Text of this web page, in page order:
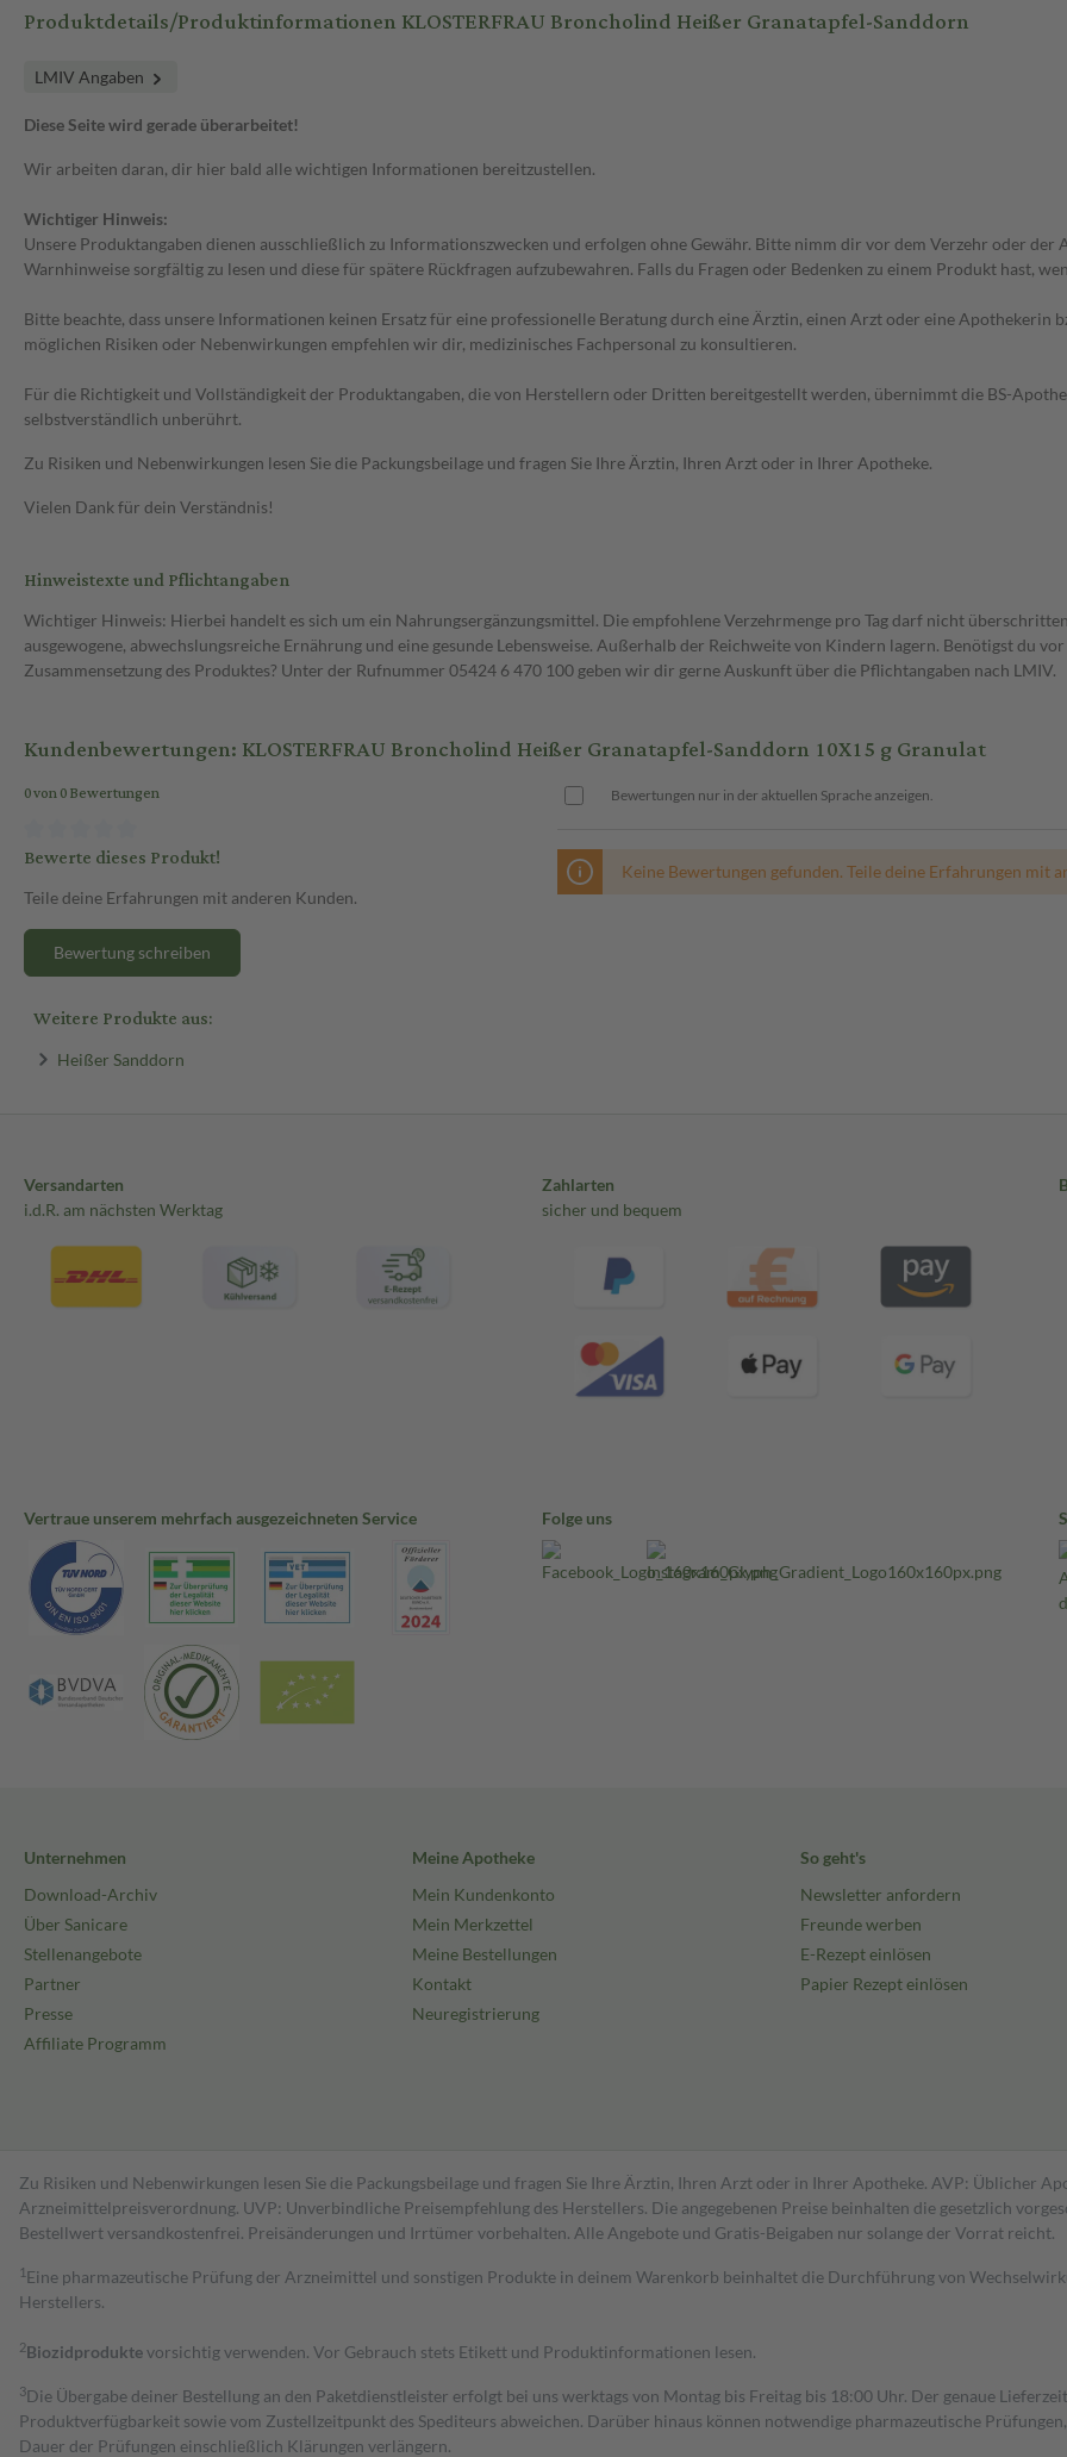
Produktdetails/Produktinformationen KLOSTERFRAU Broncholind Heißer Granatapfel-Sanddorn
LMIV Angaben
Diese Seite wird gerade überarbeitet!
Wir arbeiten daran, dir hier bald alle wichtigen Informationen bereitzustellen.
Wichtiger Hinweis:
Unsere Produktangaben dienen ausschließlich zu Informationszwecken und erfolgen ohne Gewähr. Bitte nimm dir vor dem Verzehr oder
Warnhinweise sorgfältig zu lesen und diese für spätere Rückfragen aufzubewahren. Falls du Fragen oder Bedenken zu einem Produkt hast,
Bitte beachte, dass unsere Informationen keinen Ersatz für eine professionelle Beratung durch eine Ärztin, einen Arzt oder eine Apothekerin
möglichen Risiken oder Nebenwirkungen empfehlen wir dir, medizinisches Fachpersonal zu konsultieren.
Für die Richtigkeit und Vollständigkeit der Produktangaben, die von Herstellern oder Dritten bereitgestellt werden, übernimmt die BS-
selbstverständlich unberührt.
Zu Risiken und Nebenwirkungen lesen Sie die Packungsbeilage und fragen Sie Ihre Ärztin, Ihren Arzt oder in Ihrer Apotheke.
Vielen Dank für dein Verständnis!
Hinweistexte und Pflichtangaben
Wichtiger Hinweis: Hierbei handelt es sich um ein Nahrungsergänzungsmittel. Die empfohlene Verzehrmenge pro Tag darf nicht
ausgewogene, abwechslungsreiche Ernährung und eine gesunde Lebensweise. Außerhalb der Reichweite von Kindern lagern. Benötigst du
Zusammensetzung des Produktes? Unter der Rufnummer 05424 6 470 100 geben wir dir gerne Auskunft über die Pflichtangaben nach LMIV.
Kundenbewertungen: KLOSTERFRAU Broncholind Heißer Granatapfel-Sanddorn 10X15 g Granulat
0 von 0 Bewertungen
Bewerte dieses Produkt!
Teile deine Erfahrungen mit anderen Kunden.
Bewertung schreiben
Bewertungen nur in der aktuellen Sprache anzeigen.
Keine Bewertungen gefunden. Teile deine Erfahrungen mit
Weitere Produkte aus:
Heißer Sanddorn
Versandarten
i.d.R. am nächsten Werktag
Zahlarten
sicher und bequem
Vertraue unserem mehrfach ausgezeichneten Service Folge uns
Unternehmen
Download-Archiv
Über Sanicare
Stellenangebote
Partner
Presse
Affiliate Programm
Meine Apotheke
Mein Kundenkonto
Mein Merkzettel
Meine Bestellungen
Kontakt
Neuregistrierung
So geht's
Newsletter anfordern
Freunde werben
E-Rezept einlösen
Papier Rezept einlösen
Zu Risiken und Nebenwirkungen lesen Sie die Packungsbeilage und fragen Sie Ihre Ärztin, Ihren Arzt oder in Ihrer Apotheke. AVP: Üblicher
Arzneimittelpreisverordnung. UVP: Unverbindliche Preisempfehlung des Herstellers. Die angegebenen Preise beinhalten die gesetzlich
Bestell­wert versand­kosten­frei. Preisänderungen und Irrtümer vorbehalten. Alle Angebote und Gratis-Beigaben nur solange der Vorrat reicht.
1 Eine pharmazeutische Prüfung der Arzneimittel und sonstigen Produkte in deinem Warenkorb beinhaltet die Durchführung von
Herstellers.
2Biozidproduktevorsichtig verwenden. Vor Gebrauch stets Etikett und Produktinformationen lesen.
3Die Übergabe deiner Bestellung an den Paketdienstleister erfolgt bei uns werktags von Montag bis Freitag bis 18:00 Uhr. Der genaue
Produktverfügbarkeit sowie vom Zustellzeitpunkt des Spediteurs abweichen. Darüber hinaus können notwendige pharmazeutische
Dauer der Prüfungen einschließlich Klärungen verlängern.